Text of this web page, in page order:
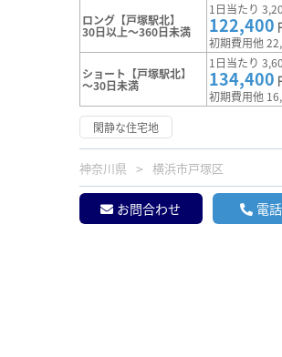
ロング【戸塚駅北】
30日以上～360日未満
1日当たり
122,400
初期費用他
ショート【戸塚駅北】
～30日未満
1日当たり
134,400
初期費用他
閑静な住宅地
神奈川県 横浜市戸塚区
お問合わせ 電